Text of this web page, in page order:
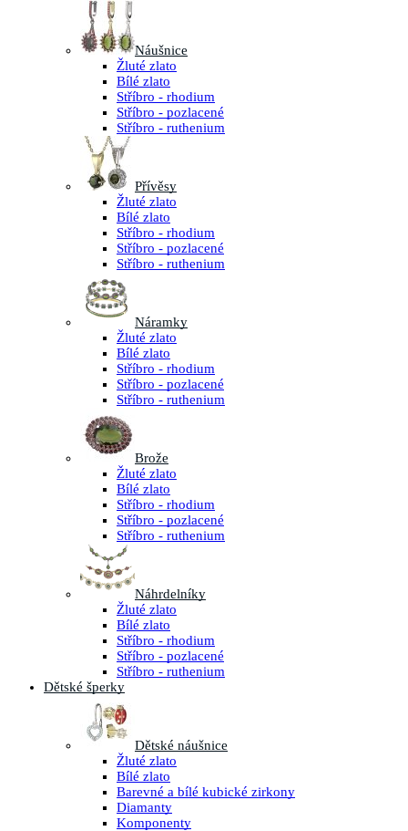
Náušnice
Žluté zlato
Bílé zlato
Stříbro - rhodium
Stříbro - pozlacené
Stříbro - ruthenium
Přívěsy
Žluté zlato
Bílé zlato
Stříbro - rhodium
Stříbro - pozlacené
Stříbro - ruthenium
Náramky
Žluté zlato
Bílé zlato
Stříbro - rhodium
Stříbro - pozlacené
Stříbro - ruthenium
Brože
Žluté zlato
Bílé zlato
Stříbro - rhodium
Stříbro - pozlacené
Stříbro - ruthenium
Náhrdelníky
Žluté zlato
Bílé zlato
Stříbro - rhodium
Stříbro - pozlacené
Stříbro - ruthenium
Dětské šperky
Dětské náušnice
Žluté zlato
Bílé zlato
Barevné a bílé kubické zirkony
Diamanty
Komponenty